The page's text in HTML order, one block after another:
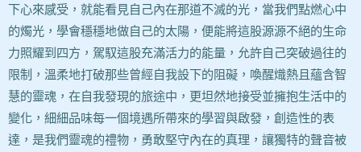
下心來感受，就能看見自己內在那道不滅的光，當我們點燃心中
的燭光，學會穩穩地做自己的太陽，便能將這股源源不絕的生命
力照耀到四方，駕馭這股充滿活力的能量，允許自己突破過往的
限制，溫柔地打破那些曾經自我設下的阻礙，喚醒熾熱且蘊含智
慧的靈魂，在自我發現的旅途中，更坦然地接受並擁抱生活中的
變化，細細品味每一個境遇所帶來的學習與啟發，創造性的表
達，是我們靈魂的禮物，勇敢堅守內在的真理，讓獨特的聲音被